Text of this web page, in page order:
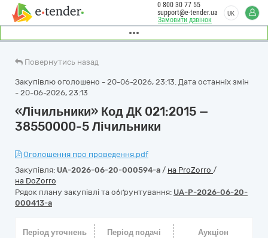
Замовити дзвінок
0 800 30 77 55
support@e-tender.ua
UK
Повернутись назад
Закупівлю оголошено - 20-06-2026, 23:13. Дата останніх змін
- 20-06-2026, 23:13
«Лічильники» Код ДК 021:2015 —
38550000-5 Лічильники
Оголошення про проведення.pdf
Закупівля: UA-2026-06-20-000594-a / на ProZorro /
на DoZorro
Рядок плану закупівлі та обґрунтування: UA-P-2026-06-20-
000413-a
Період уточнень
Період подачі
Аукціон